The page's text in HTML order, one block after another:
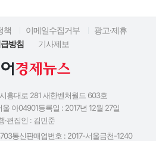
책 이메일수집거부
광고·제휴
방침
기사제보
흥대로 281 새한벤처월드 603호
울 아04901등록일 : 2017년 12월 27일
·편집인 : 김민준
통신판매업번호 : 2017-서울금천-1240